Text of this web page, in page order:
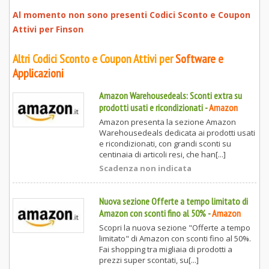
Al momento non sono presenti Codici Sconto e Coupon
Attivi per Finson
Altri Codici Sconto e Coupon Attivi perSoftware e
Applicazioni
Amazon Warehousedeals: Sconti extra su
prodotti usati e ricondizionati-Amazon
Amazon presenta la sezione Amazon
Warehousedeals dedicata ai prodotti usati
e ricondizionati, con grandi sconti su
centinaia di articoli resi, che han[...]
Scadenza non indicata
Nuova sezione Offerte a tempo limitato di
Amazon con sconti fino al 50%-Amazon
Scopri la nuova sezione "Offerte a tempo
limitato" di Amazon con sconti fino al 50%.
Fai shopping tra migliaia di prodotti a
prezzi super scontati, su[...]